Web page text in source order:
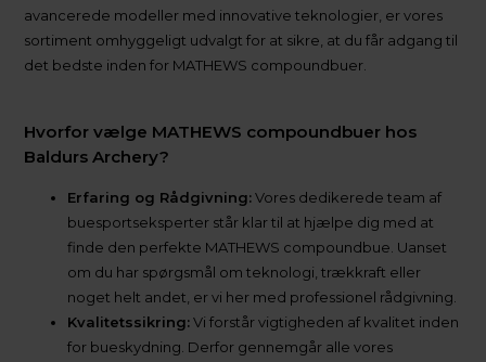
avancerede modeller med innovative teknologier, er vores
sortiment omhyggeligt udvalgt for at sikre, at du får adgang til
det bedste inden for MATHEWS compoundbuer.
Hvorfor vælge MATHEWS compoundbuer hos
Baldurs Archery?
Erfaring og Rådgivning:Vores dedikerede team af
buesportseksperter står klar til at hjælpe dig med at
finde den perfekte MATHEWS compoundbue. Uanset
om du har spørgsmål om teknologi, trækkraft eller
noget helt andet, er vi her med professionel rådgivning.
Kvalitetssikring:Vi forstår vigtigheden af kvalitet inden
for bueskydning. Derfor gennemgår alle vores